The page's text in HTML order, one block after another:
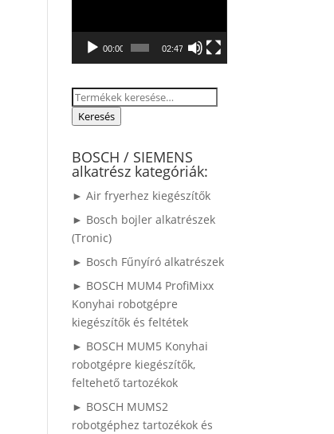
00:00 02:47
Keresés
Keresés
BOSCH / SIEMENS
alkatrész kategóriák:
► Air fryerhez kiegészítők
► Bosch bojler alkatrészek
(Tronic)
► Bosch Fűnyíró alkatrészek
► BOSCH MUM4 ProfiMixx
Konyhai robotgépre
kiegészítők és feltétek
► BOSCH MUM5 Konyhai
robotgépre kiegészítők,
feltehető tartozékok
► BOSCH MUMS2
robotgéphez tartozékok és